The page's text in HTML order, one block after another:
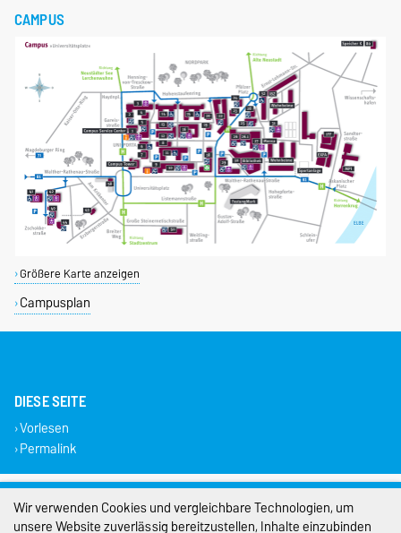
CAMPUS
Größere Karte anzeigen
Campusplan
DIESE SEITE
Vorlesen
Permalink
Impressum
Datenschutz
Wir verwenden Cookies und vergleichbare Technologien, um
unsere Website zuverlässig bereitzustellen, Inhalte einzubinden